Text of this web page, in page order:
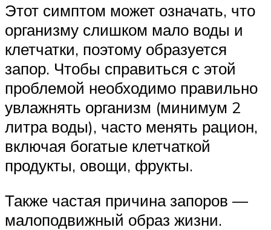
Этот симптом может означать, что
организму слишком мало воды и
клетчатки, поэтому образуется
запор. Чтобы справиться с этой
проблемой необходимо правильно
увлажнять организм (минимум 2
литра воды), часто менять рацион,
включая богатые клетчаткой
продукты, овощи, фрукты.
Также частая причина запоров —
малоподвижный образ жизни.